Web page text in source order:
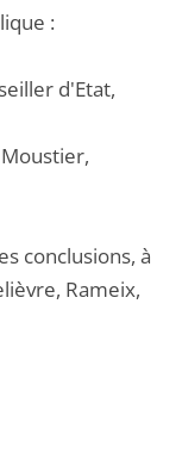
:
d'Etat,
conclusions, à
Rameix,